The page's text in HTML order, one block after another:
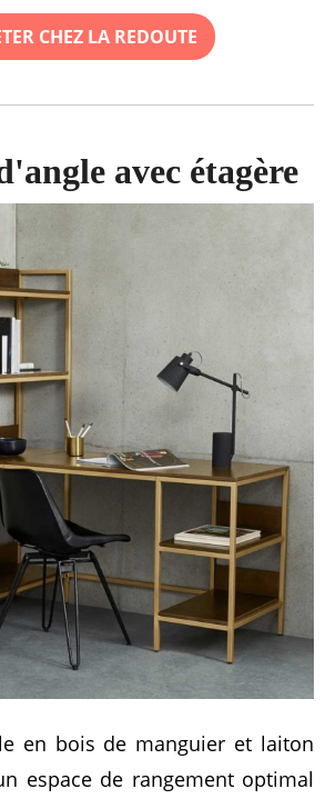
CHEZ LA REDOUTE
avec étagère
en bois de manguier et laiton
espace de rangement optimal